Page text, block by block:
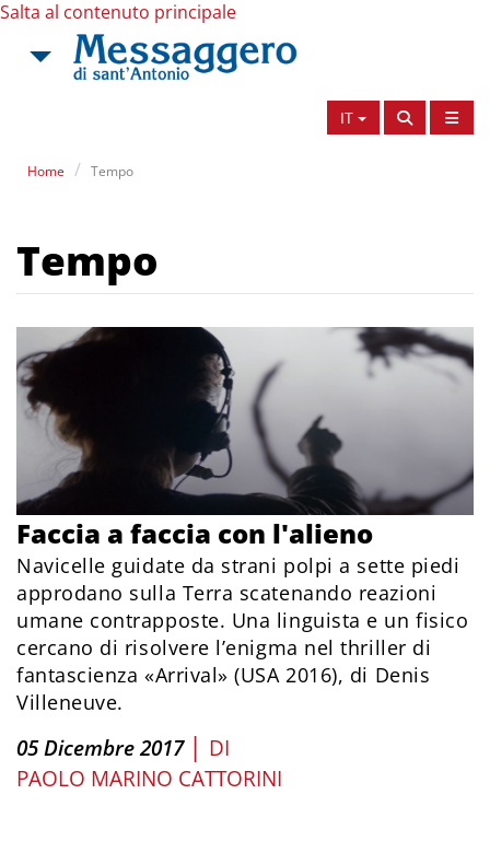
Salta al contenuto principale
IT
Home Tempo
Tempo
Faccia a faccia con l'alieno
Navicelle guidate da strani polpi a sette piedi
approdano sulla Terra scatenando reazioni
umane contrapposte. Una linguista e un fisico
cercano di risolvere l’enigma nel thriller di
fantascienza «Arrival» (USA 2016), di Denis
Villeneuve.
05 Dicembre 2017 | DI
PAOLO MARINO CATTORINI